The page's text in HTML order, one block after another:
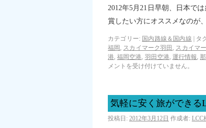
2012年5月21日早朝、日本で
賞したい方にオススメなのが
カテゴリー: 国内路線＆国内線 タ
福岡 , スカイマーク羽田 , スカイマ
港,福岡空港, 羽田空港, 運行情報,
メントを受け付けていません。
気軽に安く旅ができる
投稿日: 2012年3月12日 作成者: LCC